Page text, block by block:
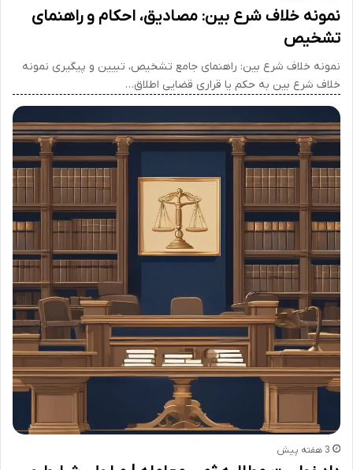
نمونه خلاف شرع بین: مصادیق، احکام و راهنمای
تشخیص
نمونه خلاف شرع بین: راهنمای جامع تشخیص، تبیین و پیگیری نمونه
خلاف شرع بین به حکم یا قراری قضایی اطلاق…
3 هفته پیش